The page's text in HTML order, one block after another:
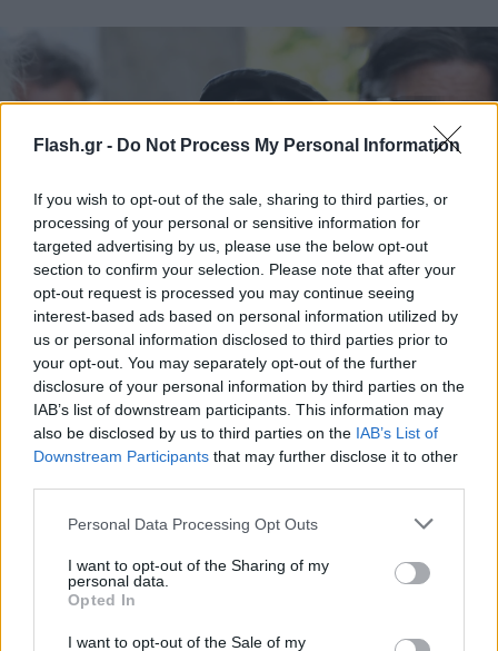
Flash.gr - Do Not Process My Personal Information
If you wish to opt-out of the sale, sharing to third parties, or
processing of your personal or sensitive information for
targeted advertising by us, please use the below opt-out
section to confirm your selection. Please note that after your
opt-out request is processed you may continue seeing
interest-based ads based on personal information utilized by
us or personal information disclosed to third parties prior to
your opt-out. You may separately opt-out of the further
disclosure of your personal information by third parties on the
IAB’s list of downstream participants. This information may
also be disclosed by us to third parties on the IAB’s List of
Downstream Participants that may further disclose it to other
Please note that this website/app uses one or more Google
not limited to your visit or usage behaviour. You may click to
grant or deny consent to Google and its third-party tags to
use your data for below specified purposes in below Google
consent section.
Personal Data Processing Opt Outs
I want to opt-out of the Sharing of my
personal data.
Opted In
I want to opt-out of the Sale of my
Νίκος Καλογερόπουλος: Ο καλλιτέχνης
μέσα από το έργο του και ο άνθρωπος μέσα
από τις ατάκες του